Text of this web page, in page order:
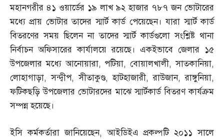
মহানগরীর ৪১ ওয়ার্ডের ১৯ লাখ ৯২ হাজার ৭৮৭ জন ভোটারের
মধ্যে প্রায় ভোটার তাদের স্মার্ট কার্ড পেয়েছেন। যারা স্মার্ট কার্ড
বিতরণের সময় ছিলেন না তাদের স্মার্ট কার্ডগুলো সংশ্লিষ্ট থানা
নির্বাচন অফিসারের কার্যালয়ে রয়েছে। একইভাবে জেলার ১৫
উপজেলার মধ্যে আনোয়ারা, পটিয়া,বোয়ালখালী,সাতকানিয়া,
লোহাগাড়া,সন্দ্বীপ,সীতাকুণ্ড,হাটহাজারী,রাউজান,রাঙ্গুনিয়া,
ফটিকছড়ি উপজেলার ভোটারদের মাঝে স্মার্টকার্ড বিতরণ কার্যক্রম
সম্পন্ন হয়েছে।
ইসি কর্মকর্তারা জানিয়েছেন,আইডিইএ প্রকল্পটি ২০১১ সালে